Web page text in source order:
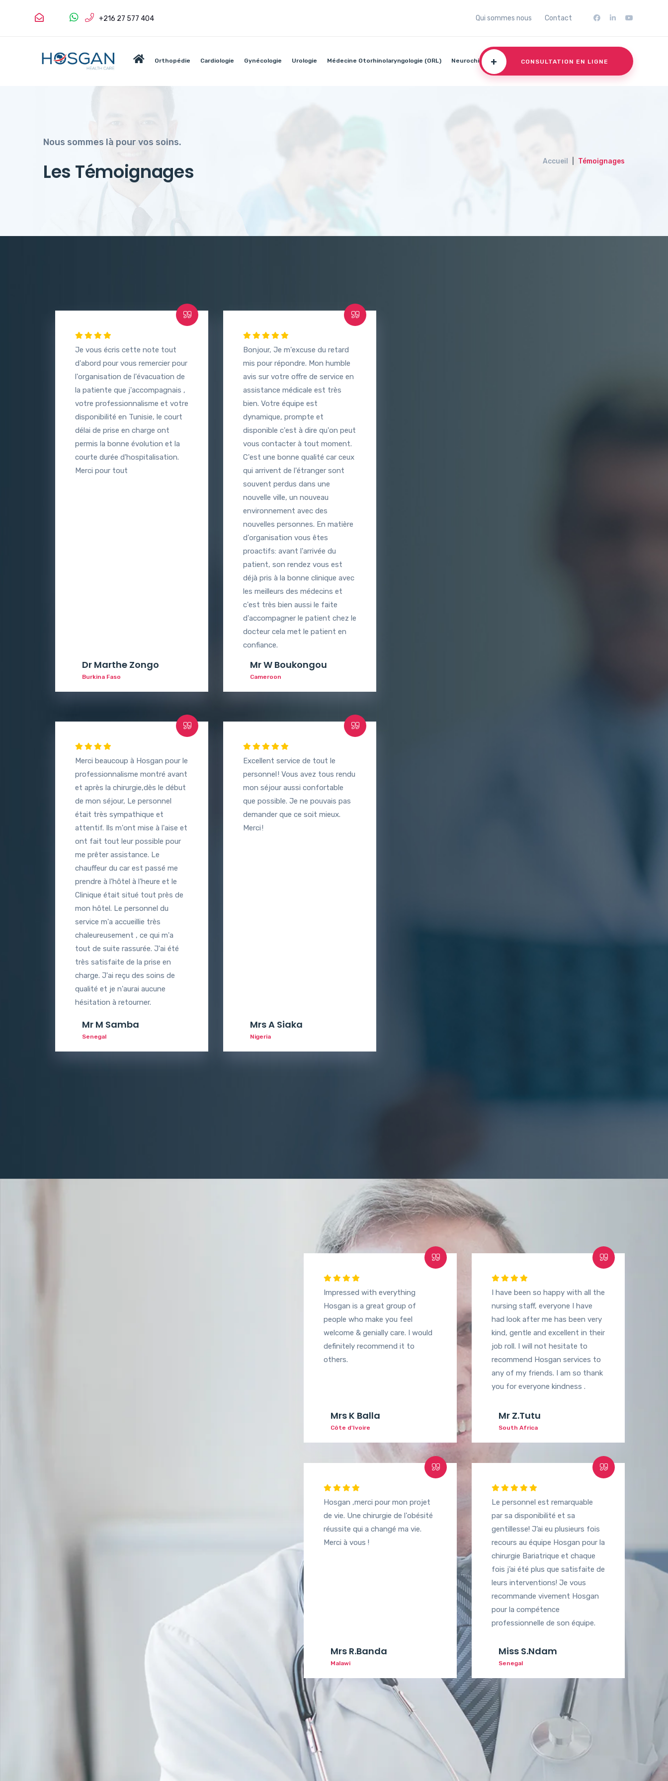
+216 27 577 404 Qui sommes nous Contact
Orthopédie Cardiologie Gynécologie Urologie Médecine Otorhinolaryngologie (ORL) Neurochirurgie
+ CONSULTATION EN LIGNE
Nous sommes là pour vos soins.
Les Témoignages Accueil Témoignages
Je vous écris cette note tout
d'abord pour vous remercier pour
l'organisation de l'évacuation de
la patiente que j'accompagnais ,
votre professionnalisme et votre
disponibilité en Tunisie, le court
délai de prise en charge ont
permis la bonne évolution et la
courte durée d'hospitalisation.
Merci pour tout
Dr Marthe Zongo
Burkina Faso
Bonjour, Je m'excuse du retard
mis pour répondre. Mon humble
avis sur votre offre de service en
assistance médicale est très
bien. Votre équipe est
dynamique, prompte et
disponible c'est à dire qu'on peut
vous contacter à tout moment.
C'est une bonne qualité car ceux
qui arrivent de l'étranger sont
souvent perdus dans une
nouvelle ville, un nouveau
environnement avec des
nouvelles personnes. En matière
d'organisation vous êtes
proactifs: avant l'arrivée du
patient, son rendez vous est
déjà pris à la bonne clinique avec
les meilleurs des médecins et
c'est très bien aussi le faite
d'accompagner le patient chez le
docteur cela met le patient en
confiance.
Mr W Boukongou
Cameroon
Merci beaucoup à Hosgan pour le
professionnalisme montré avant
et après la chirurgie,dès le début
de mon séjour, Le personnel
était très sympathique et
attentif. Ils m'ont mise à l'aise et
ont fait tout leur possible pour
me prêter assistance. Le
chauffeur du car est passé me
prendre à l'hôtel à l'heure et le
Clinique était situé tout près de
mon hôtel. Le personnel du
service m'a accueillie très
chaleureusement , ce qui m'a
tout de suite rassurée. J'ai été
très satisfaite de la prise en
charge. J'ai reçu des soins de
qualité et je n'aurai aucune
hésitation à retourner.
Mr M Samba
Senegal
Excellent service de tout le
personnel ! Vous avez tous rendu
mon séjour aussi confortable
que possible. Je ne pouvais pas
demander que ce soit mieux.
Merci !
Mrs A Siaka
Nigeria
Impressed with everything
Hosgan is a great group of
people who make you feel
welcome & genially care. I would
definitely recommend it to
others.
Mrs K Balla
Côte d'Ivoire
I have been so happy with all the
nursing staff, everyone I have
had look after me has been very
kind, gentle and excellent in their
job roll. I will not hesitate to
recommend Hosgan services to
any of my friends. I am so thank
you for everyone kindness .
Mr Z.Tutu
South Africa
Hosgan ,merci pour mon projet
de vie. Une chirurgie de l'obésité
réussite qui a changé ma vie.
Merci à vous !
Mrs R.Banda
Malawi
Le personnel est remarquable
par sa disponibilité et sa
gentillesse! J’ai eu plusieurs fois
recours au équipe Hosgan pour la
chirurgie Bariatrique et chaque
fois j’ai été plus que satisfaite de
leurs interventions! Je vous
recommande vivement Hosgan
pour la compétence
professionnelle de son équipe.
Miss S.Ndam
Senegal